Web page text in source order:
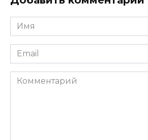
Имя
*
Email
*
Комментарий